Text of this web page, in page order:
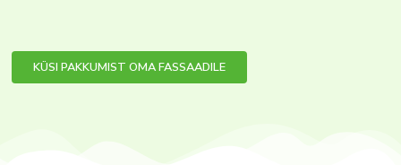
KÜSI PAKKUMIST OMA FASSAADILE